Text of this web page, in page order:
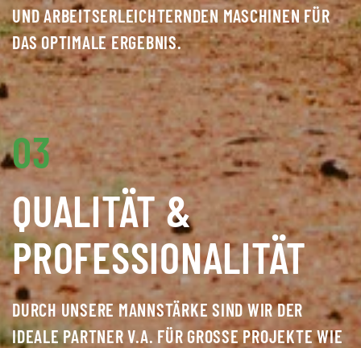
ND ARBEITSERLEICHTERNDEN MASCHINEN FÜR D
AS OPTIMALE ERGEBNIS.
03
QUALITÄT &
PROFESSIO­NALITÄT
DURCH UNSERE MANNSTÄRKE SIND WIR DER
IDEALE PARTNER V.A. FÜR GROSSE PROJEKTE WIE H